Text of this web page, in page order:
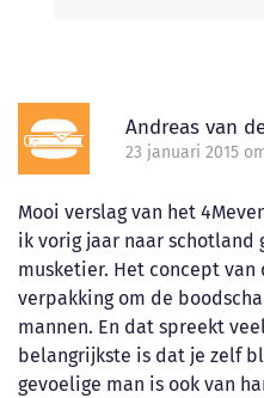
Andreas van
23 januari 2015
Mooi verslag van het
ik vorig jaar naar schotland
musketier. Het concept van
verpakking om de
mannen. En dat spreekt
belangrijkste is dat je zelf
gevoelige man is ook van